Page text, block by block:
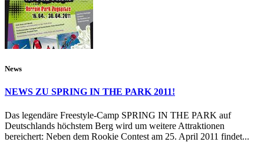
News
NEWS ZU SPRING IN THE PARK 2011!
Das legendäre Freestyle-Camp SPRING IN THE PARK auf
Deutschlands höchstem Berg wird um weitere Attraktionen
bereichert: Neben dem Rookie Contest am 25. April 2011 findet...